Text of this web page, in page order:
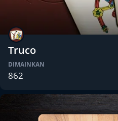
Truco
DIMAINKAN
862